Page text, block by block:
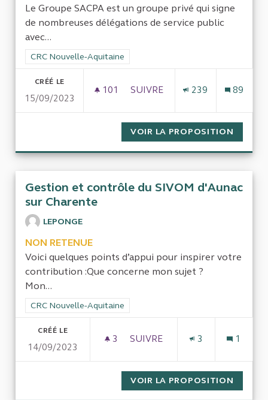
Le Groupe SACPA est un groupe privé qui signe
de nombreuses délégations de service public
avec...
Filtrer les résultats de la catégorie : CRC Nouvelle-Aquitaine
CRC Nouvelle-Aquitaine
CRÉÉ LE
15/09/2023
101 101 ABONNÉS
SUIVRE
239 89
VOIR LA PROPOSITION
Gestion et contrôle du SIVOM d'Aunac
sur Charente
LEPONGE
NON RETENUE
Voici quelques points d’appui pour inspirer votre
contribution :Que concerne mon sujet ?
Mon...
Filtrer les résultats de la catégorie : CRC Nouvelle-Aquitaine
CRC Nouvelle-Aquitaine
CRÉÉ LE
14/09/2023
3 3 ABONNÉS
SUIVRE
3 1
VOIR LA PROPOSITION